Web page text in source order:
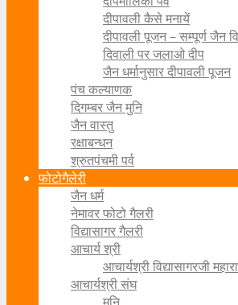
दीपावली कैसे मनायें
दीपावली पूजन – सम्पूर्ण जैन
दिवाली पर जलाओ दीप
जैन धर्मानुसार दीपावली पूजन
पंच कल्याणक
दिगम्बर जैन मुनि
जैन वास्तु
रक्षाबन्धन
श्रुतपंचमी पर्व
फोटोगैलेरी
जैन धर्म
नेमावर फोटो गैलरी
विद्यासागर गैलरी
आचार्य श्री
आचार्यश्री विद्यासागरजी
आचार्यश्री संघ